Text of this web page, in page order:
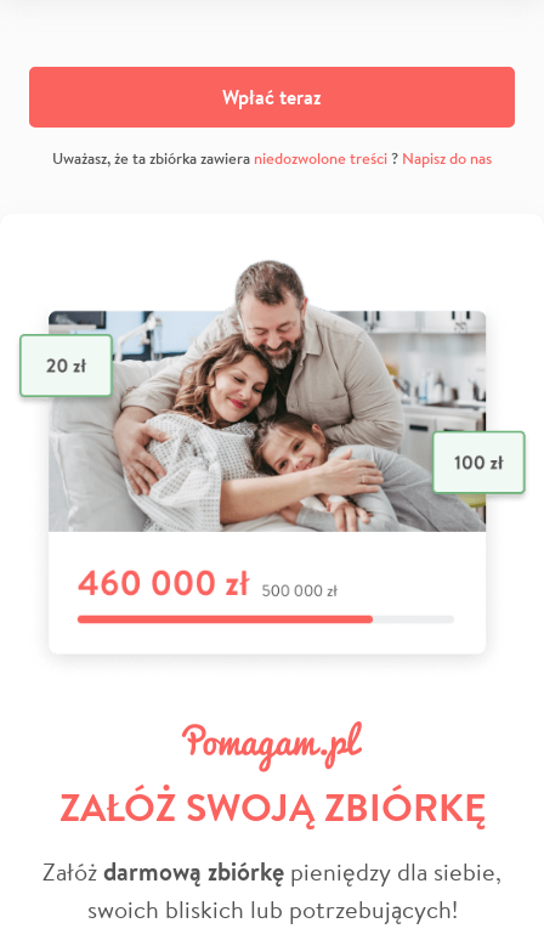
Wpłać teraz
Uważasz, że ta zbiórka zawiera niedozwolone treści? Napisz do nas
ZAŁÓŻ SWOJĄ ZBIÓRKĘ
Załóżdarmową zbiórkę pieniędzy dla siebie,
swoich bliskich lub potrzebujących!